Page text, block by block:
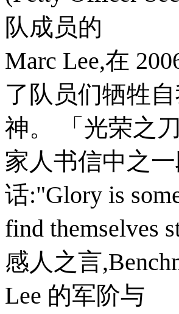
队成员的
Marc Lee,在
了队员们牺牲
神。 「光荣之
家人书信中之
话:"Glory is
find themselves
感人之言
Lee 的军阶与